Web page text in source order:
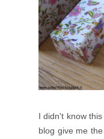
Ididn't know
blog give me